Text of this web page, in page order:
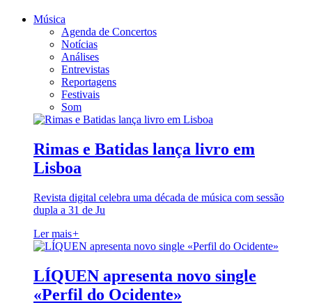
Música
Agenda de Concertos
Notícias
Análises
Entrevistas
Reportagens
Festivais
Som
Rimas e Batidas lança livro em
Lisboa
Revista digital celebra uma década de música com sessão
dupla a 31 de Ju
Ler mais+
LÍQUEN apresenta novo single
«Perfil do Ocidente»